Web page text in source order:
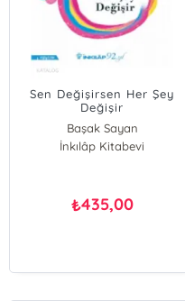
Sen Değişirsen Her Şey
Değişir
Başak Sayan
İnkılâp Kitabevi
₺435,00